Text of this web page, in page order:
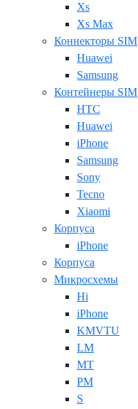
Xs
Xs Max
Коннекторы SIM
Huawei
Samsung
Контейнеры SIM
HTC
Huawei
iPhone
Samsung
Sony
Tecno
Xiaomi
Корпуса
iPhone
Корпуса
Микросхемы
Hi
iPhone
KMVTU
LM
MT
PM
S